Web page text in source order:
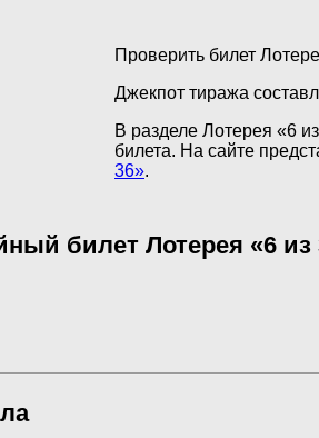
Проверить билет
Джекпот тиража
В разделе Лотерея «6
билета. На сайте
36».
билет Лотерея «6 из